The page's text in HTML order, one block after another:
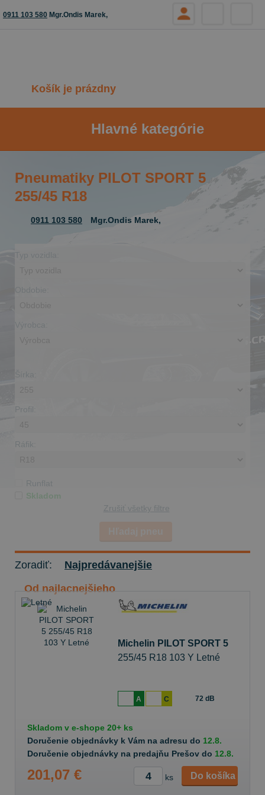
0911 103 580 Mgr.Ondis Marek,
Košík je prázdny
Hlavné kategórie
Pneumatiky PILOT SPORT 5
255/45 R18
0911 103 580 Mgr.Ondis Marek,
Typ vozidla:
Profil:
Ráfik:
Runflat
Skladom
Zrušiť všetky filtre
Zoradiť:
Najpredávanejšie
Od najlacnejšieho
Michelin PILOT SPORT 5
255/45 R18 103 Y Letné
A C 72 dB
Skladom v e-shope 20+ ks
Doručenie objednávky k Vám na adresu do 12.8.
Doručenie objednávky na predajňu Prešov do 12.8.
201,07 € ks Do košíka